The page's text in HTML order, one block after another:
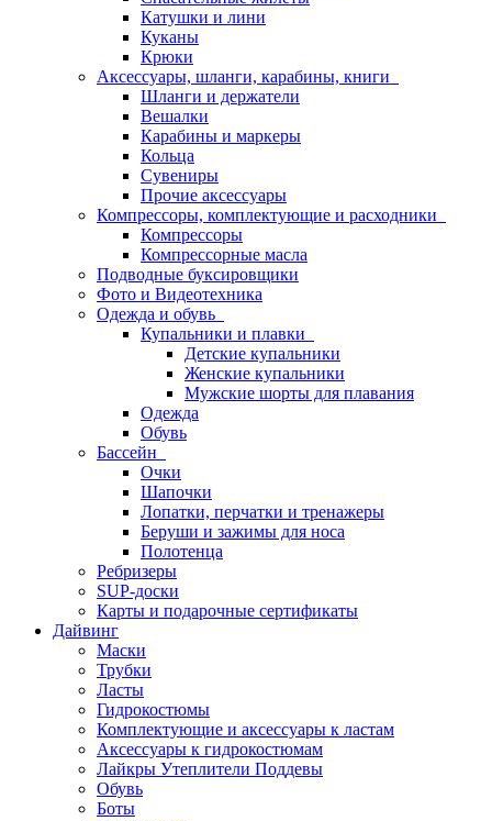
Катушки и лини
Куканы
Крюки
Аксессуары, шланги, карабины, книги
Шланги и держатели
Вешалки
Карабины и маркеры
Кольца
Сувениры
Прочие аксессуары
Компрессоры, комплектующие и расходники
Компрессоры
Компрессорные масла
Подводные буксировщики
Фото и Видеотехника
Одежда и обувь
Купальники и плавки
Детские купальники
Женские купальники
Мужские шорты для плавания
Одежда
Обувь
Бассейн
Очки
Шапочки
Лопатки, перчатки и тренажеры
Беруши и зажимы для носа
Полотенца
Ребризеры
SUP-доски
Карты и подарочные сертификаты
Дайвинг
Маски
Трубки
Ласты
Гидрокостюмы
Комплектующие и аксессуары к ластам
Аксессуары к гидрокостюмам
Лайкры Утеплители Поддевы
Обувь
Боты